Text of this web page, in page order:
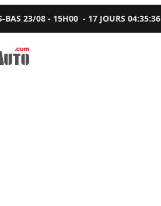
BAS 23/08 - 15H00 - 17 JOURS04:35:35